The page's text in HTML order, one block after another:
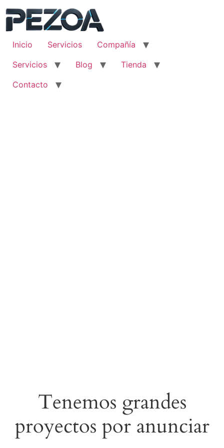
contenido
Inicio
Servicios
Compañía
Servicios
Blog
Tienda
Contacto
Tenemos grandes
proyectos por anunciar